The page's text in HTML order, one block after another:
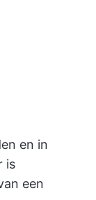
en in
is
een